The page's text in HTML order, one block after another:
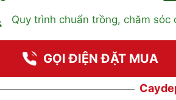
Quy trình chuẩn trồng, chăm sóc
GỌI ĐIỆN ĐẶT MUA